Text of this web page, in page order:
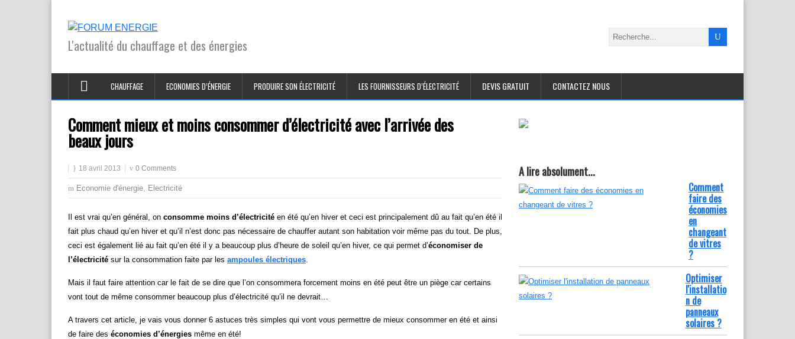
L'actualité du chauffage et des énergies
CHAUFFAGE ECONOMIES D’ÉNERGIE PRODUIRE SON ÉLECTRICITÉ LES FOURNISSEURS D’ÉLECTRICITÉ DEVIS GRATUIT CONTACTEZ NOUS
Comment mieux et moins consommer d’électricité avec l’arrivée des
beaux jours
18 avril 2013 0 Comments
Economie d'énergie, Electricité
Il est vrai qu’en général, on consomme moins d’électricité en été qu’en hiver et ceci est principalement dû au fait qu’en été il
fait plus chaud qu’en hiver et qu’il n’est donc pas nécessaire de chauffer autant son habitation voir même pas du tout. De plus,
ceci est également lié au fait qu’en été il y a beaucoup plus d’heure de soleil qu’en hiver, ce qui permet d’économiser de
l’électricité sur la consommation faite par les ampoules électriques.
Mais il faut faire attention car le fait de se dire que l’on consommera forcement moins en été peut être un piège car certains
vont tout de même consommer beaucoup plus d’électricité qu’il ne devrait…
A travers cet article, je vais vous donner 6 astuces très simples qui vont vous permettre de mieux consommer en été et ainsi
de faire des économies d’énergies même en été!
A lire absolument...
Comment
faire des
économies
en
changeant
de vitres
?
Optimiser
l'installatio
n de
panneaux
solaires ?